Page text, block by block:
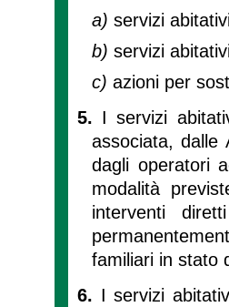
a) servizi
b) servizi
c) azioni per
5. I servizi
associata, dalle
dagli operatori
modalità
interventi
familiari in stato
6. I servizi